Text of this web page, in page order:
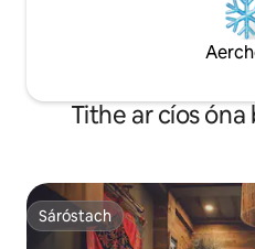
Tithe ar cíos
Sáróstach
Sáróstach